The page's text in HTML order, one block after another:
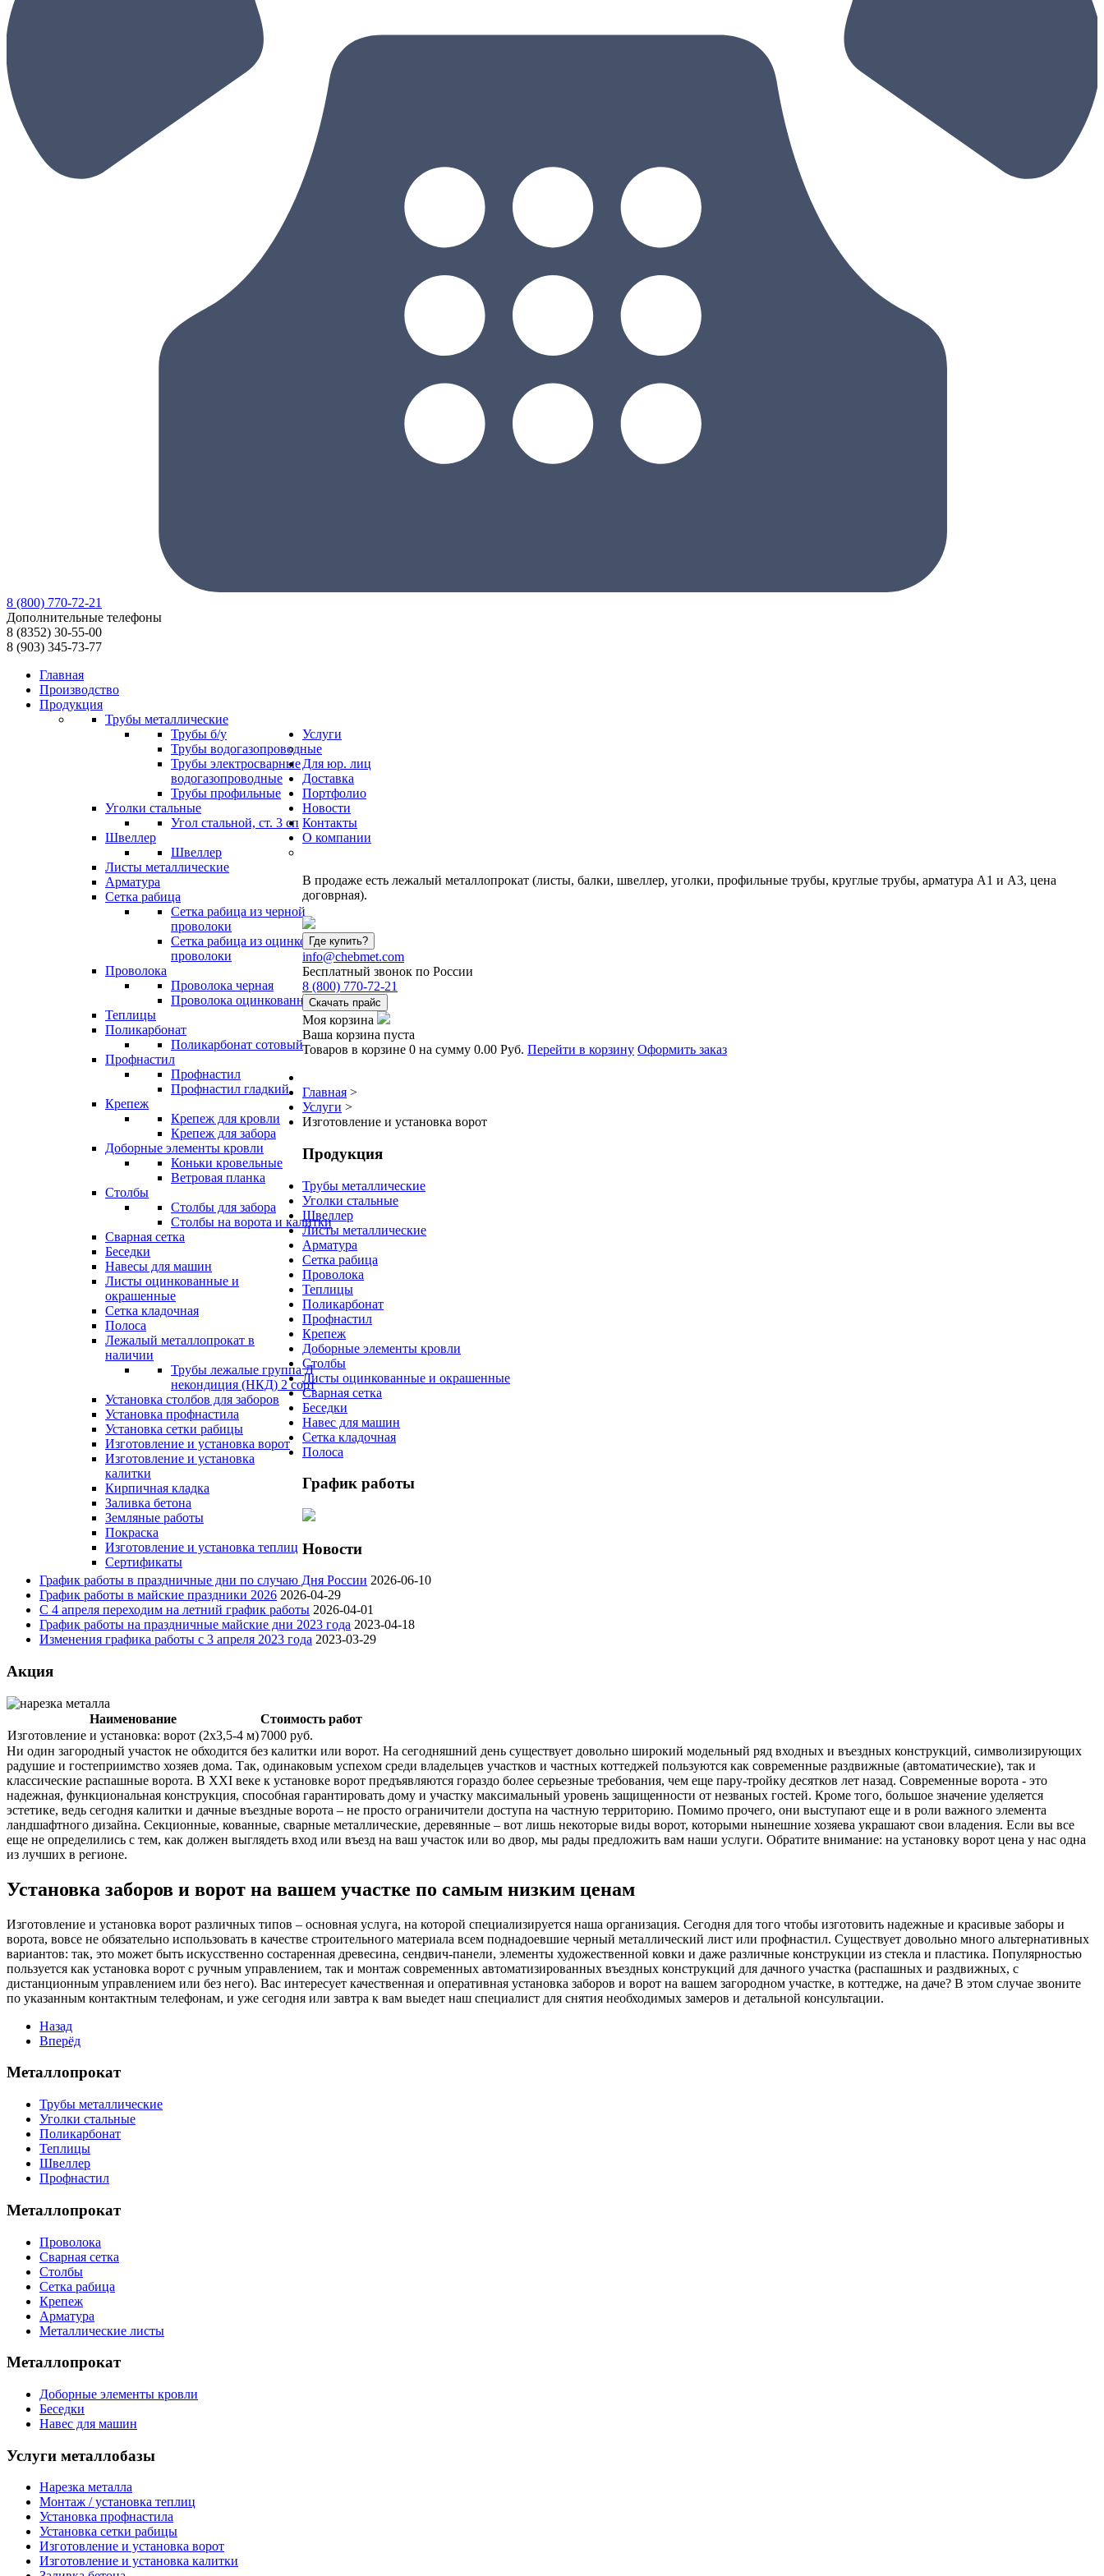
8 (800) 770-72-21
Дополнительные телефоны
8 (8352) 30-55-00
8 (903) 345-73-77
Главная
Производство
Продукция
Трубы металлические
Трубы б/у
Трубы водогазопроводные
Трубы электросварные
водогазопроводные
Трубы профильные
Уголки стальные
Угол стальной, ст. 3 сп
Швеллер
Швеллер
Листы металлические
Арматура
Сетка рабица
Сетка рабица из черной
проволоки
Сетка рабица из оцинкованной
проволоки
Проволока
Проволока черная
Проволока оцинкованная
Теплицы
Поликарбонат
Поликарбонат сотовый
Профнастил
Профнастил
Профнастил гладкий
Крепеж
Крепеж для кровли
Крепеж для забора
Доборные элементы кровли
Коньки кровельные
Ветровая планка
Столбы
Столбы для забора
Столбы на ворота и калитки
Сварная сетка
Беседки
Навесы для машин
Листы оцинкованные и
окрашенные
Сетка кладочная
Полоса
Лежалый металлопрокат в
наличии
Трубы лежалые группа Д
некондиция (НКД) 2 сорт
Услуги
Установка столбов для заборов
Установка профнастила
Установка сетки рабицы
Изготовление и установка ворот
Изготовление и установка
калитки
Кирпичная кладка
Заливка бетона
Земляные работы
Покраска
Изготовление и установка теплиц
Для юр. лиц
Доставка
Портфолио
Новости
Контакты
О компании
Сертификаты
В продаже есть лежалый металлопрокат (листы, балки, швеллер, уголки, профильные трубы, круглые трубы, арматура А1 и А3, цена
договрная).
Где купить?
info@chebmet.com
Бесплатный звонок по России
8 (800) 770-72-21
Скачать прайс
Моя корзина
Ваша корзина пуста
Товаров в корзине 0 на сумму 0.00 Руб. Перейти в корзину Оформить заказ
Главная >
Услуги >
Изготовление и установка ворот
Продукция
Трубы металлические
Уголки стальные
Швеллер
Листы металлические
Арматура
Сетка рабица
Проволока
Теплицы
Поликарбонат
Профнастил
Крепеж
Доборные элементы кровли
Столбы
Листы оцинкованные и окрашенные
Сварная сетка
Беседки
Навес для машин
Сетка кладочная
Полоса
График работы
Новости
График работы в праздничные дни по случаю Дня России 2026-06-10
График работы в майские праздники 2026 2026-04-29
С 4 апреля переходим на летний график работы 2026-04-01
График работы на праздничные майские дни 2023 года 2023-04-18
Изменения графика работы с 3 апреля 2023 года 2023-03-29
Акция
Наименование
Стоимость работ
Изготовление и установка: ворот (2х3,5-4 м)7000 руб.
Ни один загородный участок не обходится без калитки или ворот. На сегодняшний день существует довольно широкий модельный ряд входных и въездных конструкций, символизирующих
радушие и гостеприимство хозяев дома. Так, одинаковым успехом среди владельцев участков и частных коттеджей пользуются как современные раздвижные (автоматические), так и
классические распашные ворота. В XXI веке к установке ворот предъявляются гораздо более серьезные требования, чем еще пару-тройку десятков лет назад. Современные ворота - это
надежная, функциональная конструкция, способная гарантировать дому и участку максимальный уровень защищенности от незваных гостей. Кроме того, большое значение уделяется
эстетике, ведь сегодня калитки и дачные въездные ворота – не просто ограничители доступа на частную территорию. Помимо прочего, они выступают еще и в роли важного элемента
ландшафтного дизайна. Секционные, кованные, сварные металлические, деревянные – вот лишь некоторые виды ворот, которыми нынешние хозяева украшают свои владения. Если вы все
еще не определились с тем, как должен выглядеть вход или въезд на ваш участок или во двор, мы рады предложить вам наши услуги. Обратите внимание: на установку ворот цена у нас одна
из лучших в регионе.
Установка заборов и ворот на вашем участке по самым низким ценам
Изготовление и установка ворот различных типов – основная услуга, на которой специализируется наша организация. Сегодня для того чтобы изготовить надежные и красивые заборы и
ворота, вовсе не обязательно использовать в качестве строительного материала всем поднадоевшие черный металлический лист или профнастил. Существует довольно много альтернативных
вариантов: так, это может быть искусственно состаренная древесина, сендвич-панели, элементы художественной ковки и даже различные конструкции из стекла и пластика. Популярностью
пользуется как установка ворот с ручным управлением, так и монтаж современных автоматизированных въездных конструкций для дачного участка (распашных и раздвижных, с
дистанционным управлением или без него). Вас интересует качественная и оперативная установка заборов и ворот на вашем загородном участке, в коттедже, на даче? В этом случае звоните
по указанным контактным телефонам, и уже сегодня или завтра к вам выедет наш специалист для снятия необходимых замеров и детальной консультации.
Назад
Вперёд
Металлопрокат
Трубы металлические
Уголки стальные
Поликарбонат
Теплицы
Швеллер
Профнастил
Металлопрокат
Проволока
Сварная сетка
Столбы
Сетка рабица
Крепеж
Арматура
Металлические листы
Металлопрокат
Доборные элементы кровли
Беседки
Навес для машин
Услуги металлобазы
Нарезка металла
Монтаж / установка теплиц
Установка профнастила
Установка сетки рабицы
Изготовление и установка ворот
Изготовление и установка калитки